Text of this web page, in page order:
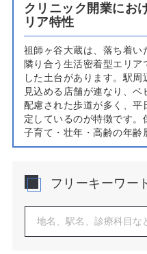
クリニック開業にお
リア特性
祖師ヶ谷大蔵は、落ち着い
隣り合う生活密着型エリ
した土台があります。駅
見込める店舗が連なり、
配慮された歩道が多く、平
定しているのが特徴です。
子育て・壮年・高齢の年齢
るため、内科・小児科・
す。
生まれる交差点や商店街
画の近接性を重視すると
フリーキーワー